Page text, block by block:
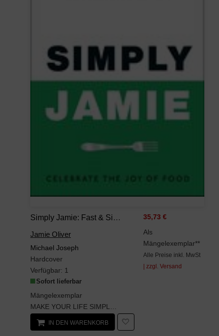
Jamie Oliver
Michael Joseph
Hardcover
Verfügbar: 1
Sofort lieferbar
Mängelexemplar
35,73 €
Als
Mängelexemplar**
Alle Preise inkl. MwSt
| zzgl. Versand
IN DEN WARENKORB